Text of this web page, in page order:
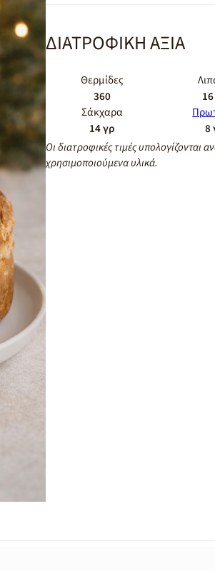
ΔΙΑΤΡΟΦΙΚΗ ΑΞΙΑ
Θερμίδες
360
Σάκχαρα
14 γρ
8
Οι διατροφικές τιμές υπολογίζονται
χρησιμοποιούμενα υλικά.